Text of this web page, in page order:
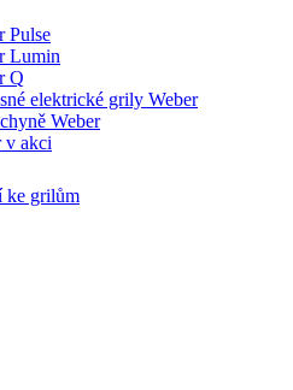
Pulse
Lumin
Q
elektrické grily Weber
Weber
v akci
ke grilům